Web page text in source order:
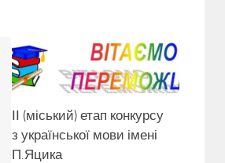
ІІ (міський) етап конкурсу
з української мови імені
П.Яцика